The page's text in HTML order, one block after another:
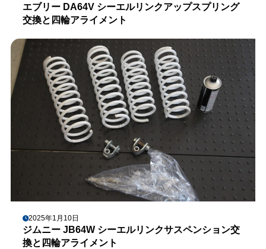
エブリー DA64V シーエルリンクアップスプリング
交換と四輪アライメント
2025年1月10日
ジムニー JB64W シーエルリンクサスペンション交
換と四輪アライメント